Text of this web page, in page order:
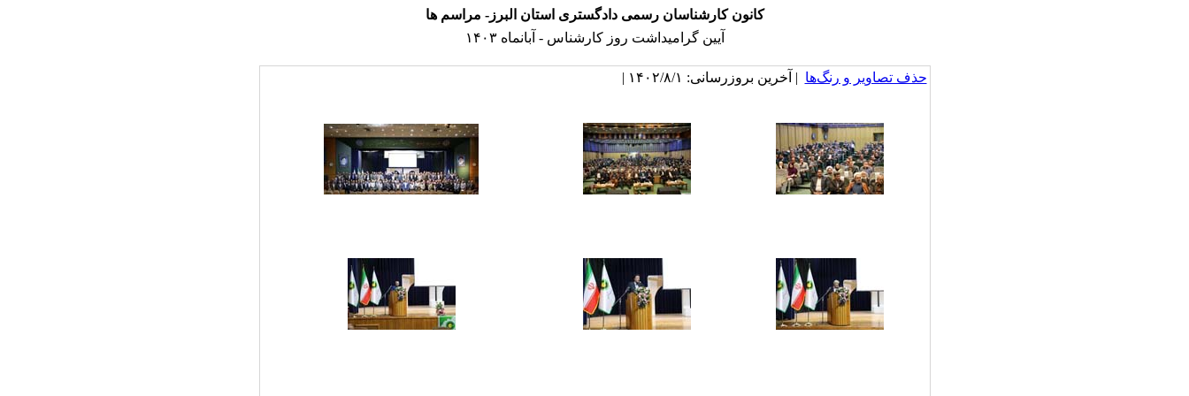
کانون کارشناسان رسمی دادگستری استان البرز- مراسم ها
آیین گرامیداشت روز کارشناس - آبانماه ۱۴۰۳
حذف تصاویر و رنگ‌ها | آخرین بروزرسانی: ۱۴۰۲/۸/۱ |